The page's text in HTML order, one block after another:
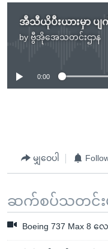
by ဗွီအိုအေသတင်းဌာန
No
0:00
မျှဝေပါ
ဆက်စပ်သတင်းမ
Boeing 737 Max 8